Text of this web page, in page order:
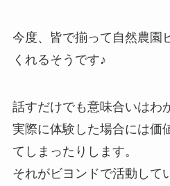
今度、皆で揃って自然農園
くれるそうです♪
話すだけでも意味合いはわ
実際に体験した場合には価
てしまったりします。
それがビヨンドで活動して